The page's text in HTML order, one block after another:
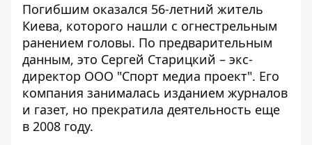
Погибшим оказался 56-летний житель
Киева, которого нашли с огнестрельным
ранением головы. По предварительным
данным, это Сергей Старицкий – экс-
директор ООО "Спорт медиа проект". Его
компания занималась изданием журналов
и газет, но прекратила деятельность еще
в 2008 году.